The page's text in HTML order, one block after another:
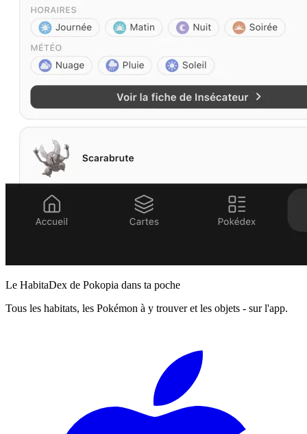
Le HabitaDex de Pokopia dans ta poche
Tous les habitats, les Pokémon à y trouver et les objets - sur l'app.